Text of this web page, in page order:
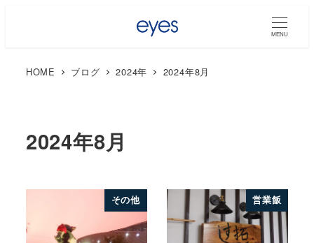
MENU
HOME ブログ 2024年 2024年8月
2024年8月
その他 営業飯